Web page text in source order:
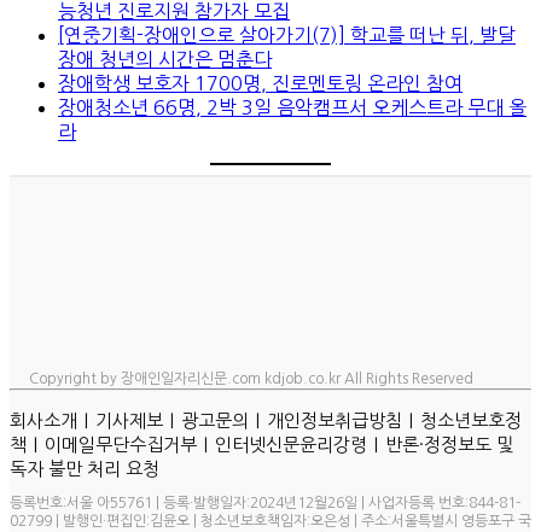
능청년 진로지원 참가자 모집
[연중기획-장애인으로 살아가기(7)] 학교를 떠난 뒤, 발달
장애 청년의 시간은 멈춘다
장애학생 보호자 1700명, 진로멘토링 온라인 참여
장애청소년 66명, 2박 3일 음악캠프서 오케스트라 무대 올
라
Copyright by 장애인일자리신문.com kdjob.co.kr All Rights Reserved
회사소개 ㅣ 기사제보 ㅣ 광고문의 ㅣ 개인정보취급방침 ㅣ 청소년보호정
책 ㅣ 이메일무단수집거부 ㅣ 인터넷신문윤리강령 ㅣ 반론·정정보도 및
독자 불만 처리 요청
등록번호:서울 아55761 | 등록·발행일자:2024년12월26일 | 사업자등록 번호:844-81-
02799 | 발행인·편집인:김윤오 | 청소년보호책임자:오은성 | 주소:서울특별시 영등포구 국